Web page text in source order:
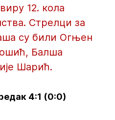
12. кола
Стрелци за
су били Огњен
Балша
Шарић.
4:1 (0:0)